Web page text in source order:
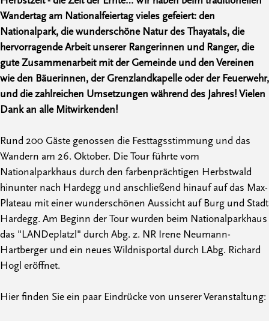
Wandertag am Nationalfeiertag vieles gefeiert: den
Nationalpark, die wunderschöne Natur des Thayatals, die
hervorragende Arbeit unserer Rangerinnen und Ranger, die
gute Zusammenarbeit mit der Gemeinde und den Vereinen
wie den Bäuerinnen, der Grenzlandkapelle oder der Feuerwehr,
und die zahlreichen Umsetzungen während des Jahres! Vielen
Dank an alle Mitwirkenden!
Rund 200 Gäste genossen die Festtagsstimmung und das
Wandern am 26. Oktober. Die Tour führte vom
Nationalparkhaus durch den farbenprächtigen Herbstwald
hinunter nach Hardegg und anschließend hinauf auf das Max-
Plateau mit einer wunderschönen Aussicht auf Burg und Stadt
Hardegg. Am Beginn der Tour wurden beim Nationalparkhaus
das "LANDeplatzl" durch Abg. z. NR Irene Neumann-
Hartberger und ein neues Wildnisportal durch LAbg. Richard
Hogl eröffnet.
Hier finden Sie ein paar Eindrücke von unserer Veranstaltung: